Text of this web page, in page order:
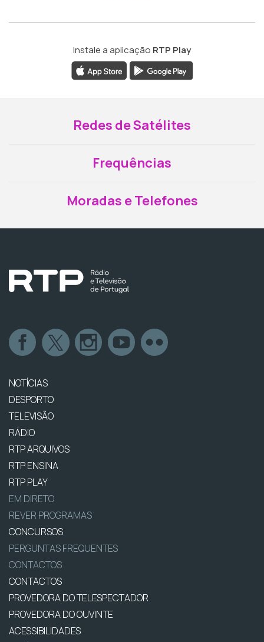
Instale a aplicação RTP Play
Redes de Satélites
Frequências
Moradas e Telefones
NOTÍCIAS
DESPORTO
TELEVISÃO
RÁDIO
RTP ARQUIVOS
RTP ENSINA
RTP PLAY
EM DIRETO
REVER PROGRAMAS
CONCURSOS
PERGUNTAS FREQUENTES
CONTACTOS
CONTACTOS
PROVEDORA DO TELESPECTADOR
PROVEDORA DO OUVINTE
ACESSIBILIDADES